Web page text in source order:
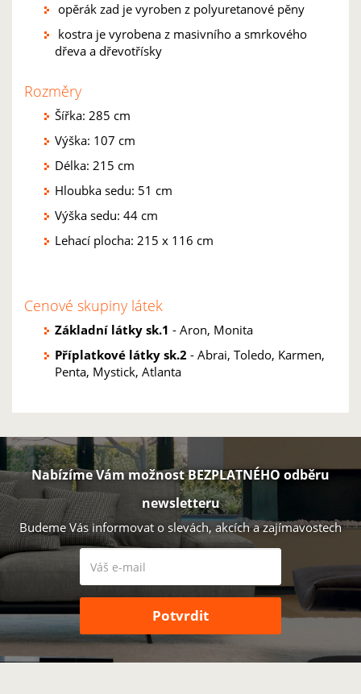
opěrák zad je vyroben z polyuretanové pěny
kostra je vyrobena z masivního a smrkového
dřeva a dřevotřísky
Rozměry
Šířka: 285 cm
Výška: 107 cm
Délka: 215 cm
Hloubka sedu: 51 cm
Výška sedu: 44 cm
Lehací plocha: 215 x 116 cm
Cenové skupiny látek
Základní látky sk.1 - Aron, Monita
Příplatkové látky sk.2 - Abrai, Toledo, Karmen,
Penta, Mystick, Atlanta
Nabízíme Vám možnost BEZPLATNÉHO odběru
newsletteru
Budeme Vás informovat o slevách, akcích a zajímavostech